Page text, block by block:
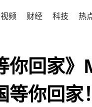
视频 财经 科技 热
你回家
你回家！